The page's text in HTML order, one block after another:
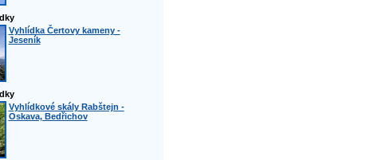
Vyhlídka Čertovy kameny -
Jeseník
Vyhlídkové skály Rabštejn -
Oskava, Bedřichov